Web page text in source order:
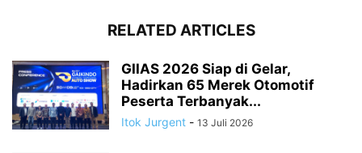
RELATED ARTICLES
GIIAS 2026 Siap di Gelar,
Hadirkan 65 Merek Otomotif
Peserta Terbanyak...
Itok Jurgent - 13 Juli 2026